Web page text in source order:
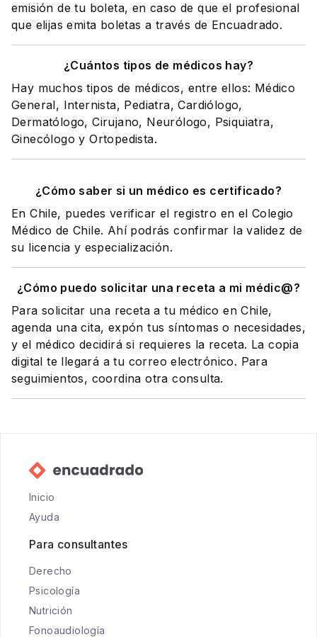
emisión de tu boleta, en caso de que el profesional
que elijas emita boletas a través de Encuadrado.
¿Cuántos tipos de médicos hay?
Hay muchos tipos de médicos, entre ellos: Médico
General, Internista, Pediatra, Cardiólogo,
Dermatólogo, Cirujano, Neurólogo, Psiquiatra,
Ginecólogo y Ortopedista.
¿Cómo saber si un médico es certificado?
En Chile, puedes verificar el registro en el Colegio
Médico de Chile. Ahí podrás confirmar la validez de
su licencia y especialización.
¿Cómo puedo solicitar una receta a mi médic@?
Para solicitar una receta a tu médico en Chile,
agenda una cita, expón tus síntomas o necesidades,
y el médico decidirá si requieres la receta. La copia
digital te llegará a tu correo electrónico. Para
seguimientos, coordina otra consulta.
Inicio
Ayuda
Para consultantes
Derecho
Psicología
Nutrición
Fonoaudiología